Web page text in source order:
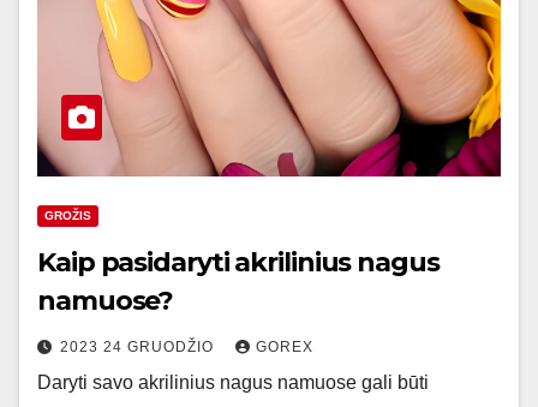
GROŽIS
Kaip pasidaryti akrilinius nagus
namuose?
2023 24 GRUODŽIO GOREX
Daryti savo akrilinius nagus namuose gali būti